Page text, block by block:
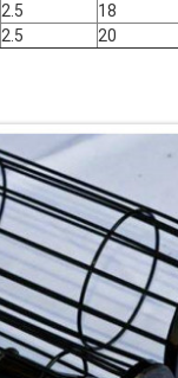
2.5 18
2.5 20